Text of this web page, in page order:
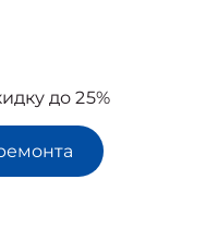
до 25%